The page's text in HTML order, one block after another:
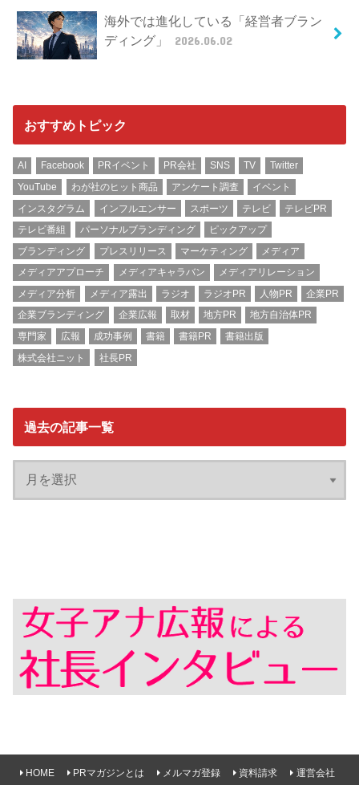
海外では進化している「経営者ブラン
ディング」
2026.06.02
おすすめトピック
AI Facebook PRイベント PR会社 SNS TV
Twitter
YouTube
わが社のヒット商品 アンケート調査
イベント
インスタグラム
インフルエンサー スポーツ テレビ
テレビPR
テレビ番組
パーソナルブランディング
ピックアップ
ブランディング
プレスリリース マーケティング
メディア
メディアアプローチ
メディアキャラバン
メディアリレーション
メディア分析
メディア露出 ラジオ ラジオPR 人物PR
企業PR
企業ブランディング
企業広報 取材 地方PR
地方自治体PR
専門家
広報 成功事例 書籍 書籍PR
書籍出版
株式会社ニット
社長PR
過去の記事一覧
HOME PRマガジンとは メルマガ登録 資料請求 運営会社